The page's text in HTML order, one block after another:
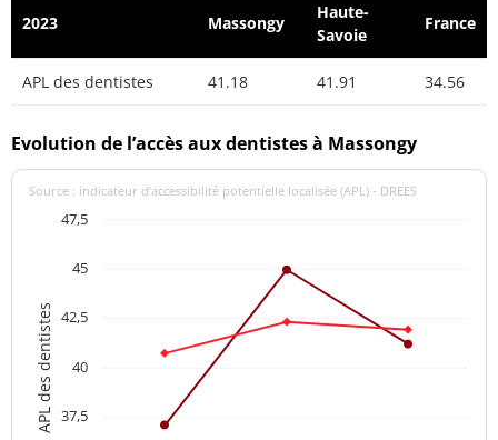
2023 Massongy
Haute-
Savoie
France
APL des dentistes 41.18 41.91 34.56
Evolution de l’accès aux dentistes à Massongy
APL des dentistes
Source : indicateur d’accessibilité potentielle localisée (APL) - DREES
37,5
40
42,5
45
47,5